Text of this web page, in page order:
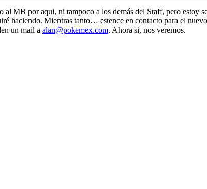
MB por aqui, ni tampoco a los demás del Staff, pero estoy
haciendo. Mientras tanto… estence en contacto para el
un mail a alan@pokemex.com. Ahora si, nos veremos.